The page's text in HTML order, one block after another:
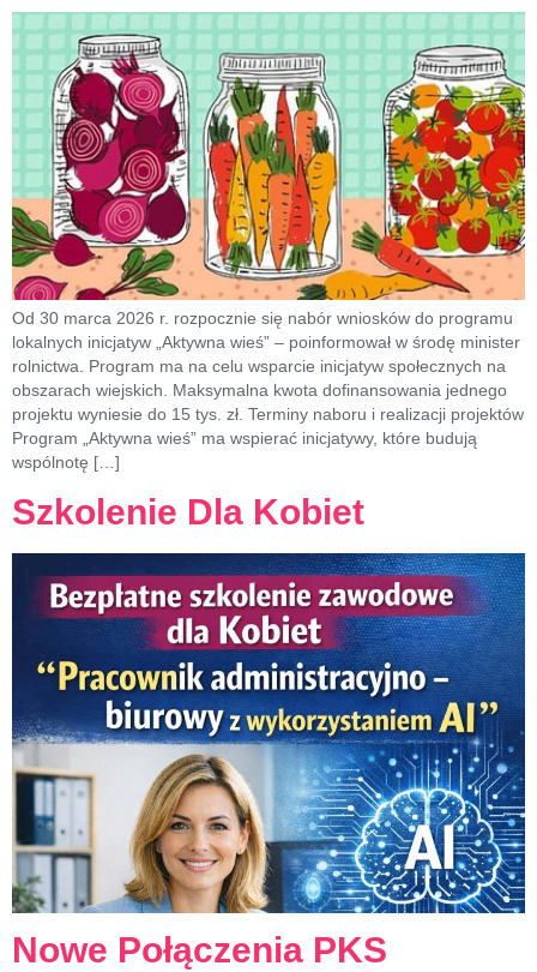
Od 30 marca 2026 r. rozpocznie się nabór wniosków do programu
lokalnych inicjatyw „Aktywna wieś” – poinformował w środę minister
rolnictwa. Program ma na celu wsparcie inicjatyw społecznych na
obszarach wiejskich. Maksymalna kwota dofinansowania jednego
projektu wyniesie do 15 tys. zł. Terminy naboru i realizacji projektów
Program „Aktywna wieś” ma wspierać inicjatywy, które budują
wspólnotę […]
Szkolenie Dla Kobiet
Nowe Połączenia PKS